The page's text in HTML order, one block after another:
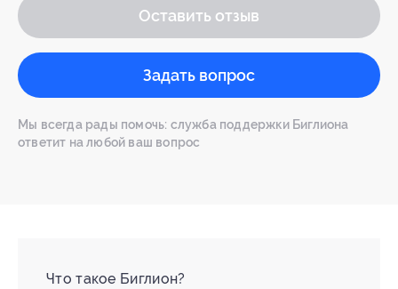
Оставить отзыв
Задать вопрос
Мы всегда рады помочь: служба поддержки Биглиона
ответит на любой ваш вопрос
Что такое Биглион?